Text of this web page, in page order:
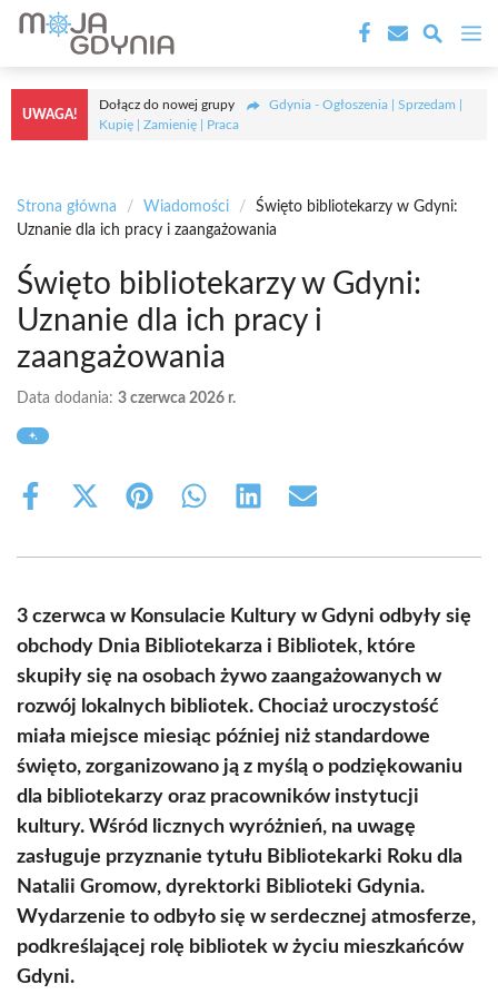
Przejdź
treści
UWAGA!
Dołącz do nowej grupy
Gdynia - Ogłoszenia | Sprzedam |
Kupię | Zamienię | Praca
Strona główna / Wiadomości /
Święto bibliotekarzy w Gdyni:
Uznanie dla ich pracy i zaangażowania
Święto bibliotekarzy w Gdyni:
Uznanie dla ich pracy i
zaangażowania
Data dodania: 3 czerwca 2026 r.
Share
Share
(Twitter)
Share Share Share Share
3 czerwca w Konsulacie Kultury w Gdyni odbyły się
obchody Dnia Bibliotekarza i Bibliotek, które
skupiły się na osobach żywo zaangażowanych w
rozwój lokalnych bibliotek. Chociaż uroczystość
miała miejsce miesiąc później niż standardowe
święto, zorganizowano ją z myślą o podziękowaniu
dla bibliotekarzy oraz pracowników instytucji
kultury. Wśród licznych wyróżnień, na uwagę
zasługuje przyznanie tytułu Bibliotekarki Roku dla
Natalii Gromow, dyrektorki Biblioteki Gdynia.
Wydarzenie to odbyło się w serdecznej atmosferze,
podkreślającej rolę bibliotek w życiu mieszkańców
Gdyni.